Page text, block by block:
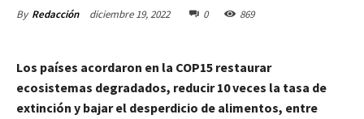
By Redacción diciembre 19, 2022 0 869
Los países acordaron en la COP15 restaurar
ecosistemas degradados, reducir 10 veces la tasa de
extinción y bajar el desperdicio de alimentos, entre